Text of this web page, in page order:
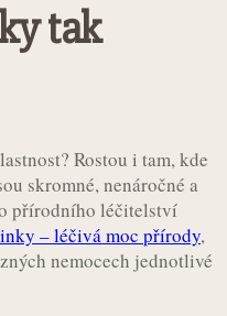
tak
Rostou i tam, kde
skromné, nenáročné a
přírodního léčitelství
– léčivá moc přírody,
nemocech jednotlivé